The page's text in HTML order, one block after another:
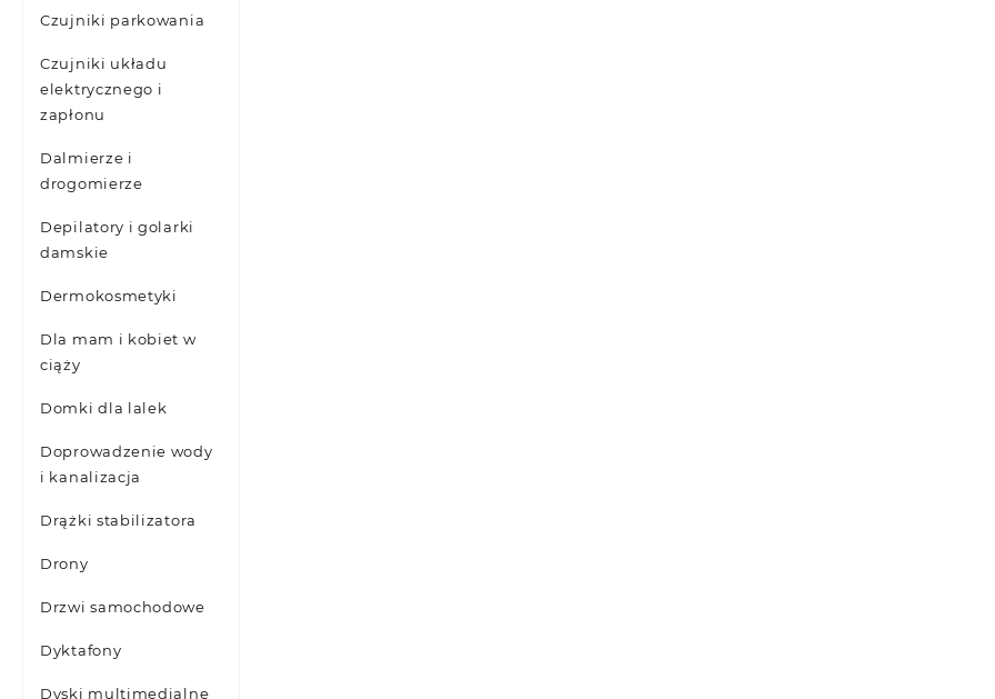
Czujniki parkowania
Czujniki układu
elektrycznego i
zapłonu
Dalmierze i
drogomierze
Depilatory i golarki
damskie
Dermokosmetyki
Dla mam i kobiet w
ciąży
Domki dla lalek
Doprowadzenie wody
i kanalizacja
Drążki stabilizatora
Drony
Drzwi samochodowe
Dyktafony
Dyski multimedialne